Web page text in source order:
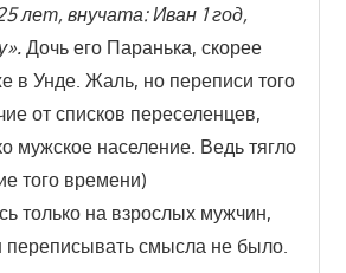
лет, внучата: Иван 1 год,
Дочь его Паранька, скорее
в Унде. Жаль, но переписи того
от списков переселенцев,
мужское население. Ведь тягло
того времени)
только на взрослых мужчин,
смысла не было.